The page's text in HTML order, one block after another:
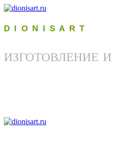
D I O N I S A R T
ИЗГОТОВЛЕНИЕ